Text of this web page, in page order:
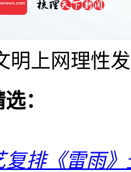
明上网理性
：
复排《雷雨》